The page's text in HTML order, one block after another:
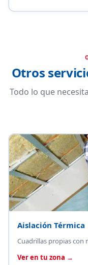
Otros
Todo lo que
Aislación Térmica
Cuadrillas propias con
Ver en tu zona →